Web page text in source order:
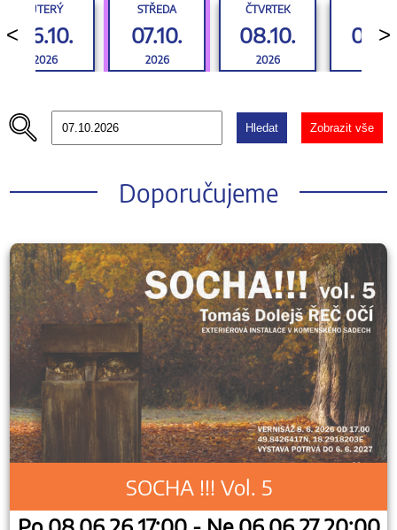
<
ÚTERÝ
06.10.
2026
STŘEDA
07.10.
2026
ČTVRTEK
08.10.
2026
>
Hledat Zobrazit vše
Doporučujeme
SOCHA !!! Vol. 5